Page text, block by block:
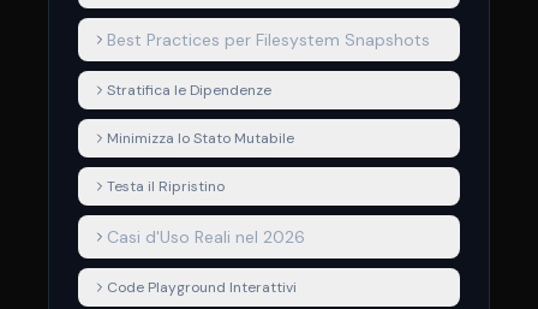
Best Practices per Filesystem Snapshots
Stratifica le Dipendenze
Minimizza lo Stato Mutabile
Testa il Ripristino
Casi d'Uso Reali nel 2026
Code Playground Interattivi